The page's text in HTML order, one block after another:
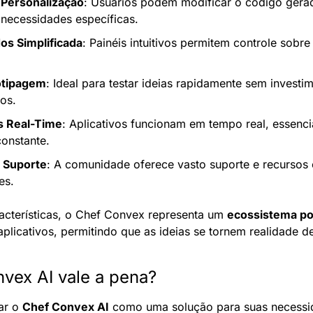
específicas.
Simplificada: Painéis intuitivos permitem controle
: Ideal para testar ideias rapidamente sem
Real-Time: Aplicativos funcionam em tempo real,
Suporte: A comunidade oferece vasto suporte e
o Chef Convex representa um ecossistema
permitindo que as ideias se tornem realidade
AI vale a pena?
o Chef Convex AI como uma solução para suas